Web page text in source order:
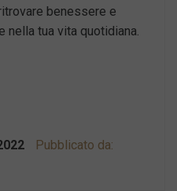
benessere e
nella tua vita quotidiana.
Pubblicato da: